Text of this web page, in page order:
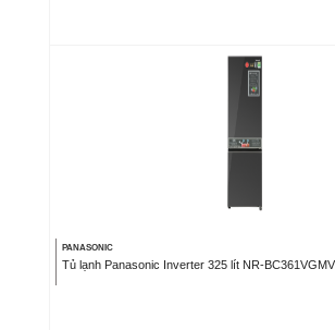
PANASONIC
Tủ lạnh Panasonic Inverter 325 lít NR-BC361VGMV